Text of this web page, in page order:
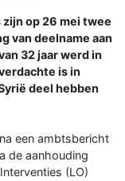
zijn op 26 mei twee
van deelname aan
32 jaar werd in
is in
deel hebben
een ambtsbericht
de aanhouding
(LO)